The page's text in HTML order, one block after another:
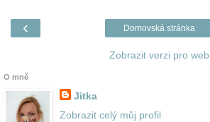
‹ Domovská stránka
Zobrazit verzi pro web
O mně
Jitka
Zobrazit celý můj profil